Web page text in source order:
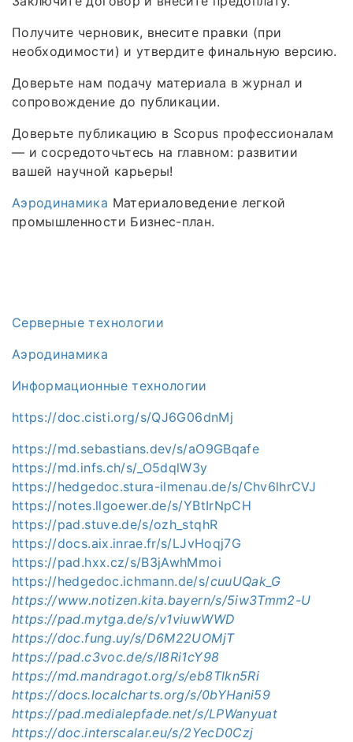
Получите черновик, внесите правки (при
необходимости) и утвердите финальную версию.
Доверьте нам подачу материала в журнал и
сопровождение до публикации.
Доверьте публикацию в Scopus профессионалам
— и сосредоточьтесь на главном: развитии
вашей научной карьеры!
Аэродинамика Материаловедение легкой
промышленности Бизнес-план.
Серверные технологии
Аэродинамика
Информационные технологии
https://doc.cisti.org/s/QJ6G06dnMj
https://md.sebastians.dev/s/aO9GBqafe
https://md.infs.ch/s/_O5dqlW3y
https://hedgedoc.stura-ilmenau.de/s/Chv6lhrCVJ
https://notes.llgoewer.de/s/YBtIrNpCH
https://pad.stuve.de/s/ozh_stqhR
https://docs.aix.inrae.fr/s/LJvHoqj7G
https://pad.hxx.cz/s/B3jAwhMmoi
https://hedgedoc.ichmann.de/s/cuuUQak_G
https://www.notizen.kita.bayern/s/5iw3Tmm2-U
https://pad.mytga.de/s/v1viuwWWD
https://doc.fung.uy/s/D6M22UOMjT
https://pad.c3voc.de/s/I8Ri1cY98
https://md.mandragot.org/s/eb8Tlkn5Ri
https://docs.localcharts.org/s/0bYHani59
https://pad.medialepfade.net/s/LPWanyuat
https://doc.interscalar.eu/s/2YecD0Czj